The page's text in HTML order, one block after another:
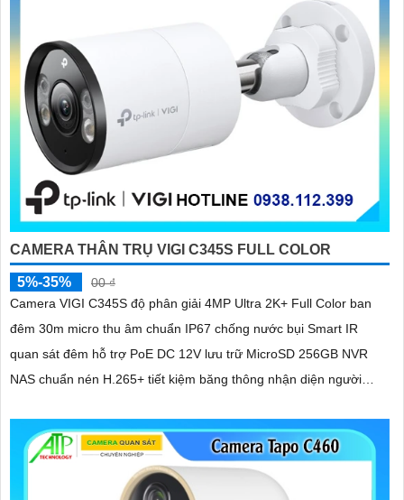
CAMERA THÂN TRỤ VIGI C345S FULL COLOR
5%-35%
00 ₫
Camera VIGI C345S độ phân giải 4MP Ultra 2K+ Full Color ban
đêm 30m micro thu âm chuẩn IP67 chống nước bụi Smart IR
quan sát đêm hỗ trợ PoE DC 12V lưu trữ MicroSD 256GB NVR
NAS chuẩn nén H.265+ tiết kiệm băng thông nhận diện người
Manager trình duyệt web giám sát sắc nét